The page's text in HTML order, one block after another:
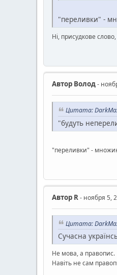
"переливки" -
Ні, присудкове
Автор Волод-
Цитата:
"будуть
"переливки" -
Автор R- ноября 5,
Цитата:
Сучасна
Не мова, а правопис.
Навіть не сам